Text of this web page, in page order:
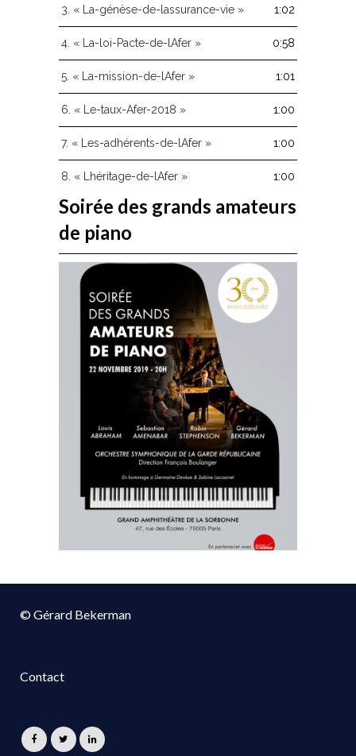
diminuer
le
volume.
3. « La-génèse-de-lassurance-vie » 1:02
4. « La-loi-Pacte-de-lAfer » 0:58
5. « La-mission-de-lAfer » 1:01
6. « Le-taux-Afer-2018 » 1:00
7. « Les-adhérents-de-lAfer » 1:00
8. « Lhéritage-de-lAfer » 1:00
Soirée des grands amateurs
de piano
© Gérard Bekerman
Contact